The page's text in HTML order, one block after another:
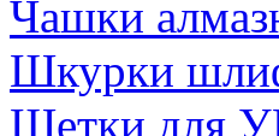
Чашки
Шкурки
Щетки для